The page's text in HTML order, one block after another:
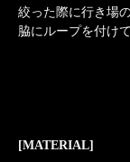
絞った際に行き場
脇にループを付け
[MATERIAL]